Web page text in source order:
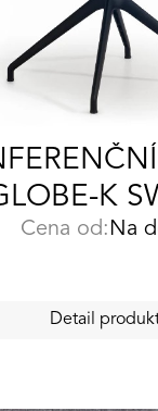
K
Cena od: Na
Detail